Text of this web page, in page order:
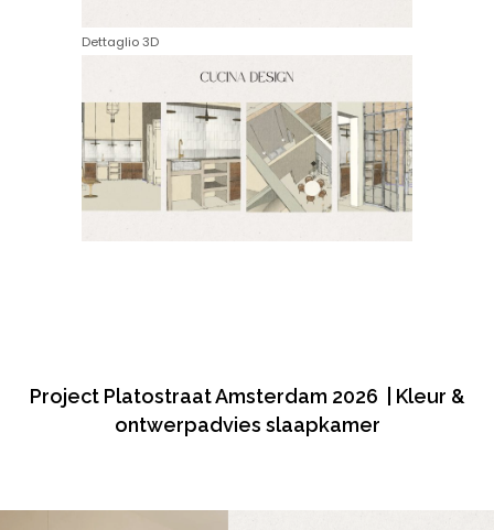
Dettaglio 3D
Project Platostraat Amsterdam 2026 | Kleur &
ontwerpadvies slaapkamer